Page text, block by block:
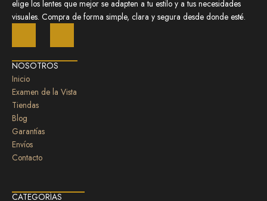
elige los lentes que mejor se adapten a tu estilo y a tus necesidades
visuales. Compra de forma simple, clara y segura desde donde esté.
F
a
c
e
b
o
o
k
I
n
s
a
NOSOTROS
Inicio
Examen de la Vista
Tiendas
Blog
Garantías
Envíos
Contacto
CATEGORÍAS